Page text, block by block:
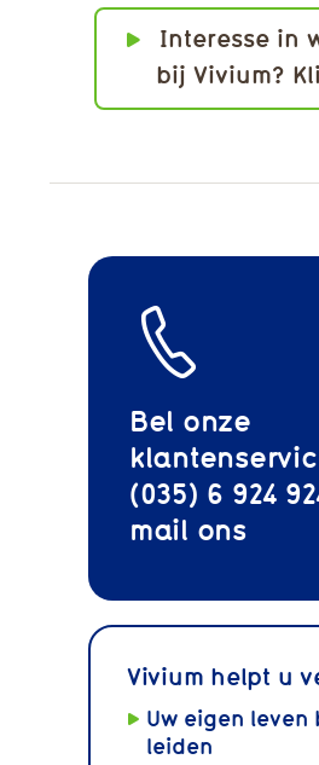
Interesse in
bij Vivium?
Bel onze
(035) 6 924
mail ons
Vivium helpt u
Uw eigen leven
leiden